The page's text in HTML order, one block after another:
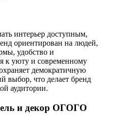
интерьер доступным,
ориентирован на людей,
удобство и
к уюту и современному
демократичную
выбор, что делает бренд
аудитории.
и декор ОГОГО